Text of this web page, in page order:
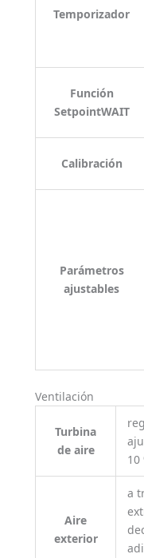
Temporizador
Función
SetpointWAIT
Calibración
Parámetros
ajustables
Ventilación
Turbina
de aire
10
Aire
exterior
a